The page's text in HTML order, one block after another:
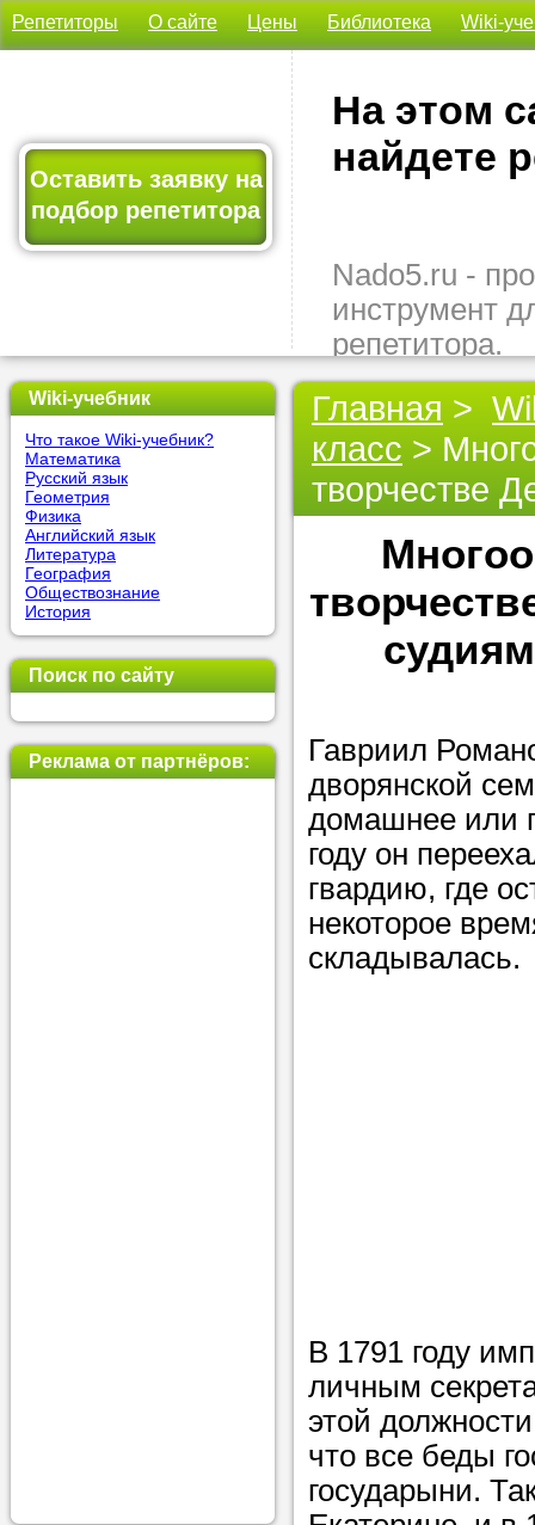
Репетиторы О сайте Цены Библиотека Wiki-
Оставить заявку на
подбор репетитора
На этом
найдете
Nado5.ru -
инструмент
репетитора.
Здесь вы
подходящего
быстро,
бесплатно.
Оставьте
позвоните
репетитора,
пожелания.
используя
Получите
Nado5.ru!
Наши
помогут
Wiki-учебник
Что такое Wiki-учебник?
Математика
Русский язык
Геометрия
Физика
Английский язык
Литература
География
Обществознание
История
Поиск по сайту
Реклама от партнёров:
Главная >
класс >
творчестве
Гавриил
дворянской
домашнее или
году он
гвардию, где
некоторое
складывалась.
В 1791 году
личным
этой
что все беды
государыни.